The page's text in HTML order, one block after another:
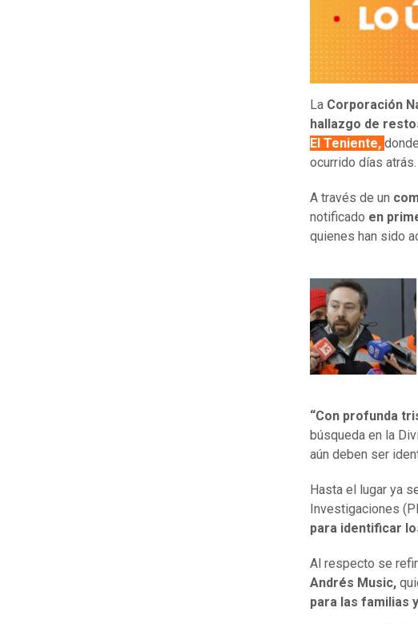
La Corporación
hallazgo de
El Teniente, donde
ocurrido días atrás.
A través de un
notificado en
quienes han sido
“Con profunda
búsqueda en la
aún deben ser
Hasta el lugar ya
Investigaciones
para identificar
Al respecto se
Andrés Music,
para las familias